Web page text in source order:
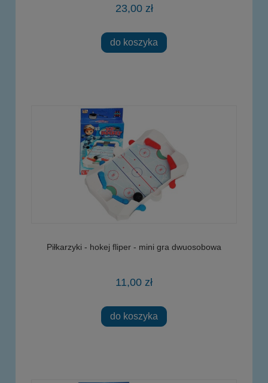
23,00 zł
do koszyka
Piłkarzyki - hokej fliper - mini gra dwuosobowa
11,00 zł
do koszyka